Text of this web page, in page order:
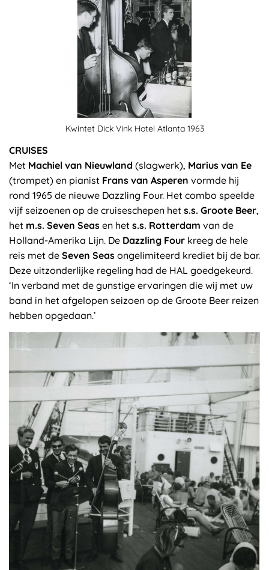
Kwintet Dick Vink Hotel Atlanta 1963
CRUISES
Met Machiel van Nieuwland (slagwerk), Marius van Ee
(trompet) en pianist Frans van Asperen vormde hij
rond 1965 de nieuwe Dazzling Four. Het combo speelde
vijf seizoenen op de cruiseschepen het s.s. Groote Beer,
het m.s. Seven Seas en het s.s. Rotterdam van de
Holland-Amerika Lijn. De Dazzling Four kreeg de hele
reis met de Seven Seas ongelimiteerd krediet bij de bar.
Deze uitzonderlijke regeling had de HAL goedgekeurd.
‘In verband met de gunstige ervaringen die wij met uw
band in het afgelopen seizoen op de Groote Beer reizen
hebben opgedaan.’